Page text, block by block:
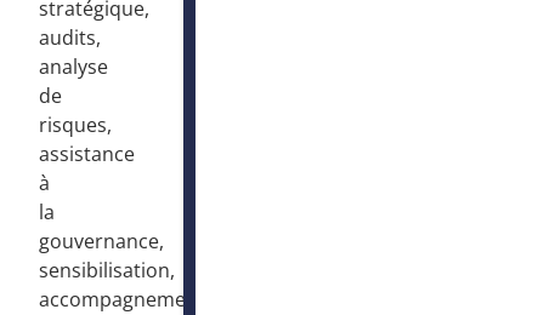
stratégique,
audits,
analyse
de
risques,
assistance
à
la
gouvernance,
sensibilisation,
accompagnement